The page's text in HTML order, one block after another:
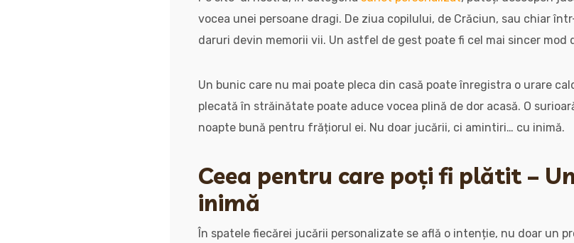
vocea unei persoane dragi. De ziua copilului, de Crăciun, sau chiar
daruri devin memorii vii. Un astfel de gest poate fi cel mai sincer mod
Un bunic care nu mai poate pleca din casă poate înregistra o urare
plecată în străinătate poate aduce vocea plină de dor acasă. O
noapte bună pentru frățiorul ei. Nu doar jucării, ci amintiri… cu inimă.
Ceea pentru care poți fi plătit –
inimă
În spatele fiecărei jucării personalizate se află o intenție, nu doar un